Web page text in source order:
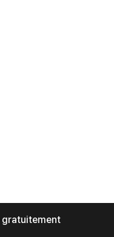
gratuitement